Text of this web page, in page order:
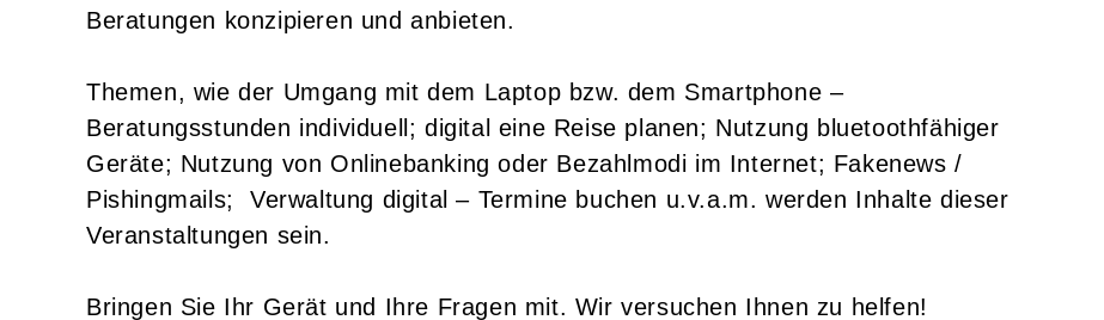
Beratungen konzipieren und anbieten.
Themen, wie der Umgang mit dem Laptop bzw. dem Smartphone –
Beratungsstunden individuell; digital eine Reise planen; Nutzung bluetoothfähiger
Geräte; Nutzung von Onlinebanking oder Bezahlmodi im Internet; Fakenews /
Pishingmails; Verwaltung digital – Termine buchen u.v.a.m. werden Inhalte dieser
Veranstaltungen sein.
Bringen Sie Ihr Gerät und Ihre Fragen mit. Wir versuchen Ihnen zu helfen!